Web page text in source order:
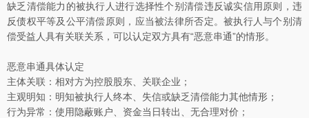
缺乏清偿能力的被执行人进行选择性个别清偿违反诚实信用原则，违
反债权平等及公平清偿原则，应当被法律所否定。被执行人与个别清
偿受益人具有关联关系，可以认定双方具有“恶意串通”的情形。
恶意串通具体认定
主体关联：相对方为控股股东、关联企业；
主观明知：明知被执行人终本、失信或缺乏清偿能力其他情形；
行为异常：使用隐蔽账户、资金当日转出、无合理对价；